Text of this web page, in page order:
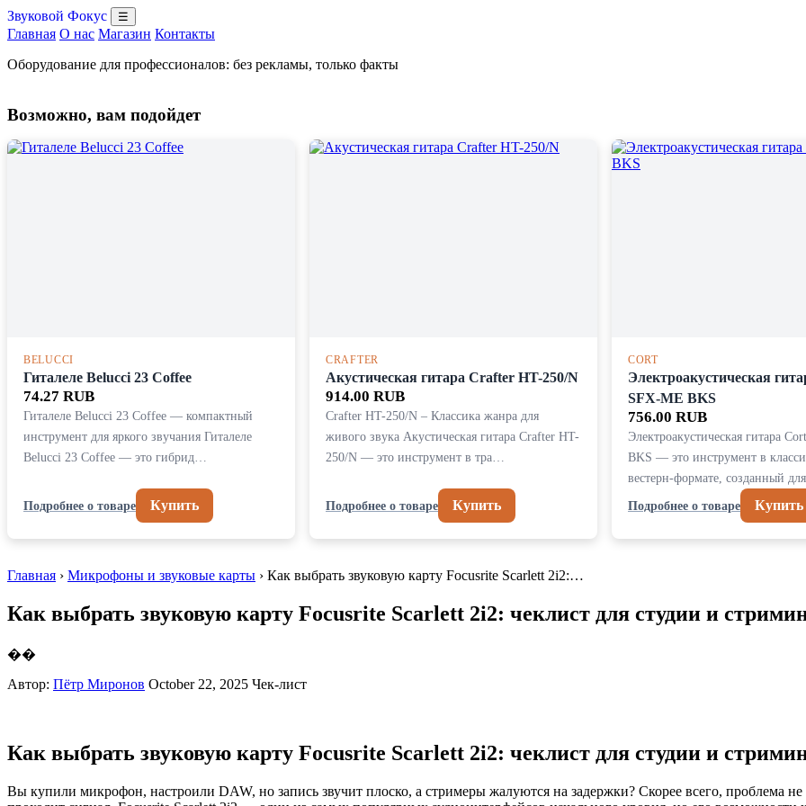
Звуковой Фокус ☰
Главная О нас Магазин Контакты
Оборудование для профессионалов: без рекламы, только факты
Возможно, вам подойдет
BELUCCI
Гиталеле Belucci 23 Coffee
74.27 RUB
Гиталеле Belucci 23 Coffee — компактный
инструмент для яркого звучания Гиталеле
Belucci 23 Coffee — это гибрид…
Подробнее о товаре Купить
CRAFTER
Акустическая гитара Crafter HT-250/N
914.00 RUB
Crafter HT-250/N – Классика жанра для
живого звука Акустическая гитара Crafter HT-
250/N — это инструмент в тра…
Подробнее о товаре Купить
CORT
Электроакустическая
SFX-ME BKS
756.00 RUB
Электроакустическая гитара
BKS — это инструмент в
вестерн-формате, созданный
Подробнее о товаре
Купить
Главная › Микрофоны и звуковые карты › Как выбрать звуковую карту Focusrite Scarlett 2i2:…
Как выбрать звуковую карту Focusrite Scarlett 2i2: чеклист для студии и
��
Автор: Пётр Миронов October 22, 2025 Чек-лист
Как выбрать звуковую карту Focusrite Scarlett 2i2: чеклист для студии и
Вы купили микрофон, настроили DAW, но запись звучит плоско, а стримеры жалуются на задержки? Скорее всего, проблема